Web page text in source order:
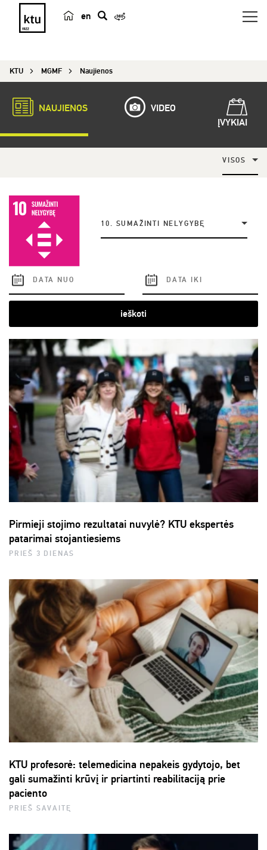
en
e
KTU MGMF Naujienos
NAUJIENOS
VIDEO
ĮVYKIAI
VISOS
10. SUMAŽINTI NELYGYBĘ
ieškoti
Pirmieji stojimo rezultatai nuvylė? KTU ekspertės
patarimai stojantiesiems
PRIEŠ 3 DIENAS
KTU profesorė: telemedicina nepakeis gydytojo, bet
gali sumažinti krūvį ir priartinti reabilitaciją prie
paciento
PRIEŠ SAVAITĘ